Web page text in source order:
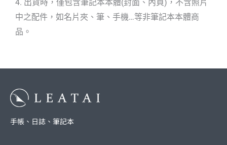
4. 出貨時，僅包含筆記本本體(封面、內頁)，不含照片
中之配件，如名片夾、筆、手機…等非筆記本本體商
品。
手帳、日誌、筆記本